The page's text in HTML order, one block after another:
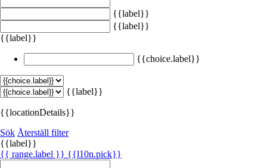
{{label}}
{{label}}
{{label}}
{{choice.label}}
{{label}}
{{locationDetails}}
Sök Återställ filter
{{label}}
{{ range.label }} {{l10n.pick}}